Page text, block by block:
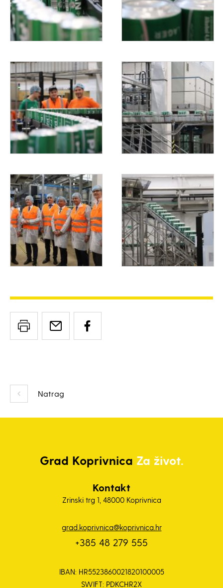
Natrag
Grad Koprivnica Za život.
Kontakt
Zrinski trg 1, 48000 Koprivnica
grad.koprivnica@koprivnica.hr
+385 48 279 555
IBAN: HR5523860021820100005
SWIFT: PDKCHR2X